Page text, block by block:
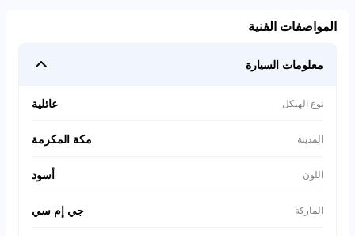
المواصفات الفنية
معلومات السيارة
نوع الهيكل عائلية
المدينة مكة المكرمة
اللون أسود
الماركة جي إم سي